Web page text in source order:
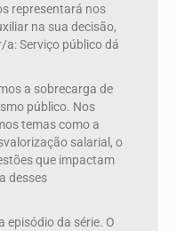
representará nos
na sua decisão,
a: Serviço público dá
a sobrecarga de
público. Nos
temas como a
salarial, o
que impactam
desses
episódio da série. O